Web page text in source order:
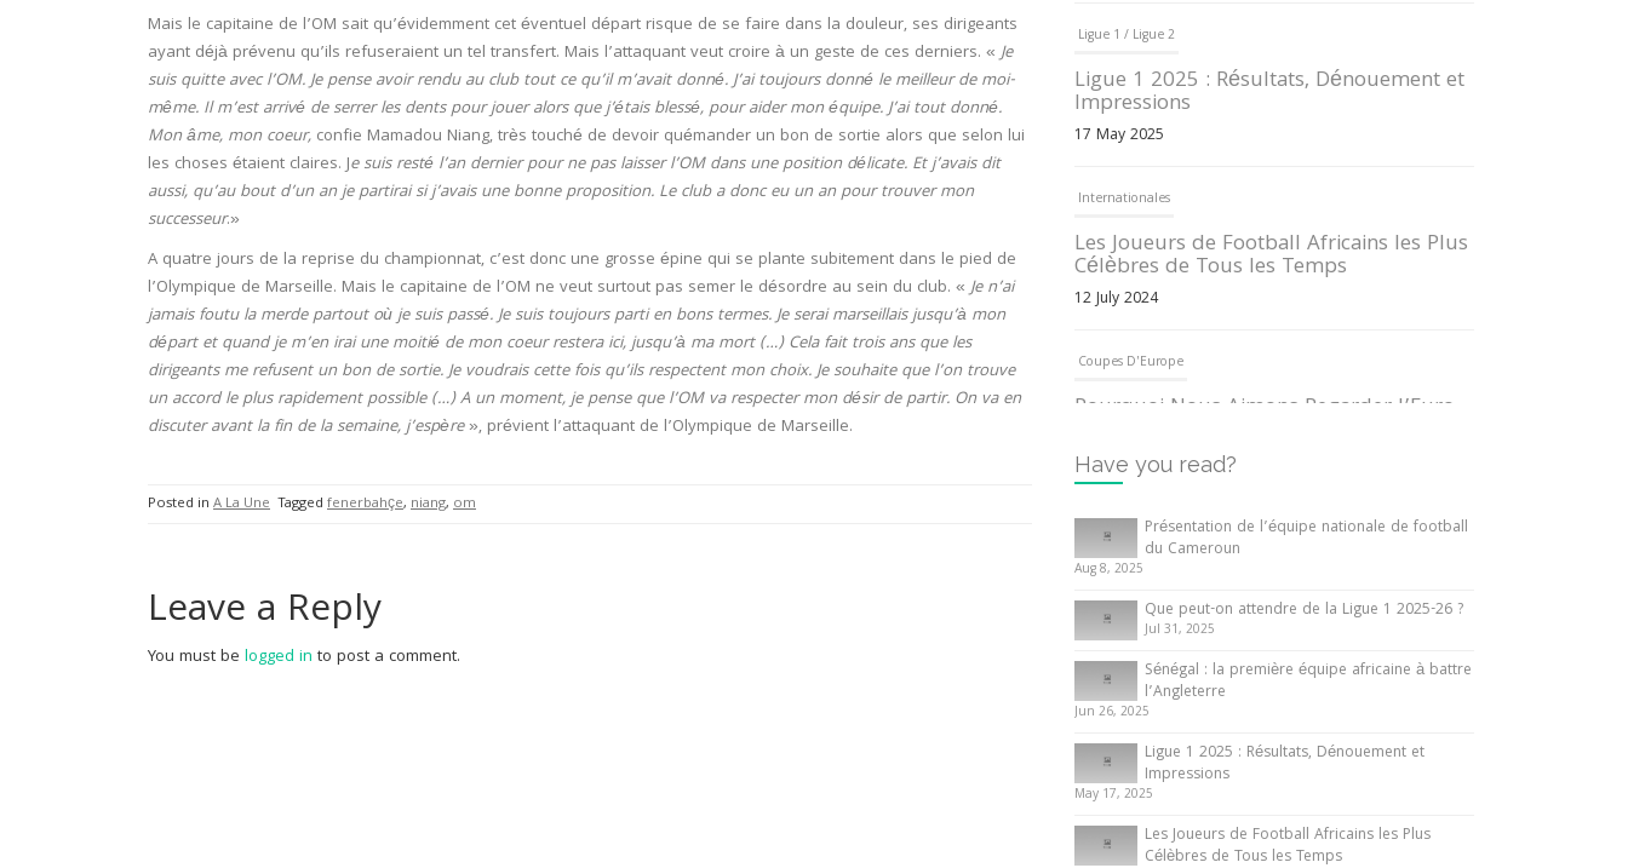
Mais le capitaine de l’OM sait qu’évidemment cet éventuel départ risque de se faire dans la douleur, ses dirigeants
ayant déjà prévenu qu’ils refuseraient un tel transfert. Mais l’attaquant veut croire à un geste de ces derniers. «Je
suis quitte avec l’OM. Je pense avoir rendu au club tout ce qu’il m’avait donné. J’ai toujours donné le meilleur de moi-
même. Il m’est arrivé de serrer les dents pour jouer alors que j’étais blessé, pour aider mon équipe. J’ai tout donné.
Mon âme, mon coeur, confie Mamadou Niang, très touché de devoir quémander un bon de sortie alors que selon lui
les choses étaient claires. Je suis resté l’an dernier pour ne pas laisser l’OM dans une position délicate. Et j’avais dit
aussi, qu’au bout d’un an je partirai si j’avais une bonne proposition. Le club a donc eu un an pour trouver mon
successeur.»
A quatre jours de la reprise du championnat, c’est donc une grosse épine qui se plante subitement dans le pied de
l’Olympique de Marseille. Mais le capitaine de l’OM ne veut surtout pas semer le désordre au sein du club. «Je n’ai
jamais foutu la merde partout où je suis passé. Je suis toujours parti en bons termes. Je serai marseillais jusqu’à mon
départ et quand je m’en irai une moitié de mon coeur restera ici, jusqu’à ma mort (…) Cela fait trois ans que les
dirigeants me refusent un bon de sortie. Je voudrais cette fois qu’ils respectent mon choix. Je souhaite que l’on trouve
un accord le plus rapidement possible (…) A un moment, je pense que l’OM va respecter mon désir de partir. On va en
discuter avant la fin de la semaine, j’espère», prévient l’attaquant de l’Olympique de Marseille.
Posted in A La Une Tagged fenerbahçe, niang, om
Leave a Reply
You must be logged in to post a comment.
Ligue 1 / Ligue 2
Ligue 1 2025 : Résultats, Dénouement et
Impressions
17 May 2025
Internationales
Les Joueurs de Football Africains les Plus
Célèbres de Tous les Temps
12 July 2024
Coupes D'Europe
Pourquoi Nous Aimons Regarder l’Euro
13 June 2024
Internationales
Tout ce que vous devez savoir sur la
Coupe d’Afrique des Nations
10 May 2024
Internationales
Présentation de l’équipe nationale de
football du Cameroun
8 August 2025
Have you read?
Présentation de l’équipe nationale de football
du Cameroun
Aug 8, 2025
Que peut-on attendre de la Ligue 1 2025-26 ?
Jul 31, 2025
Sénégal : la première équipe africaine à battre
l’Angleterre
Jun 26, 2025
Ligue 1 2025 : Résultats, Dénouement et
Impressions
May 17, 2025
Les Joueurs de Football Africains les Plus
Célèbres de Tous les Temps